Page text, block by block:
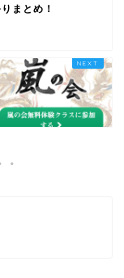
まとめ！